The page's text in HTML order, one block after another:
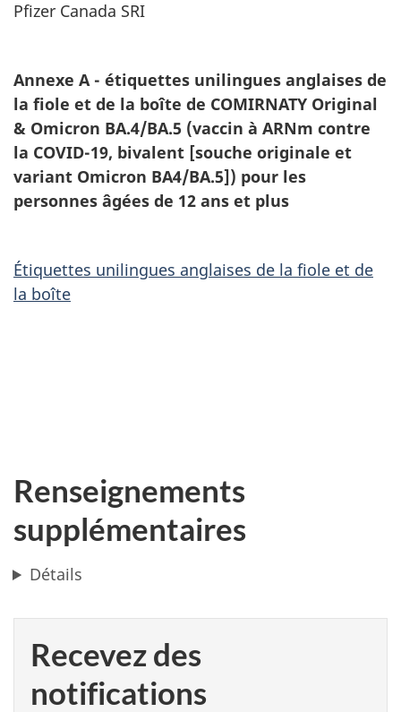
Pfizer Canada SRI
Annexe A - étiquettes unilingues anglaises de
la fiole et de la boîte de COMIRNATY Original
& Omicron BA.4/BA.5 (vaccin à ARNm contre
la COVID-19, bivalent [souche originale et
variant Omicron BA4/BA.5]) pour les
personnes âgées de 12 ans et plus
Étiquettes unilingues anglaises de la fiole et de
la boîte
Renseignements
supplémentaires
Détails
Recevez des
notifications